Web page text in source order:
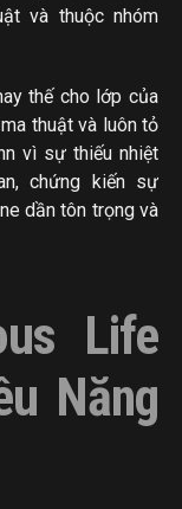
và thuộc nhóm
thế cho lớp của
thuật và luôn tỏ
vì sự thiếu nhiệt
chứng kiến sự
dần tôn trọng và
Life
Năng